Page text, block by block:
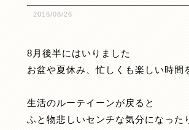
2016/08/26
8月後半にはいりました
お盆や夏休み、忙しくも楽しい時間
生活のルーテイーンが戻ると
ふと物悲しいセンチな気分になった